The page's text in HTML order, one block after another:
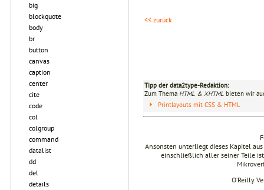
big
blockquote
body
br
button
canvas
caption
center
cite
code
col
colgroup
command
datalist
dd
del
details
<< zurück
Tipp der data2type-Redaktion:
Zum Thema HTML & XHTML bieten wir
Printlayouts mit CSS & HTML
Ansonsten unterliegt dieses Kapitel
einschließlich aller seiner Teile
O’Reilly